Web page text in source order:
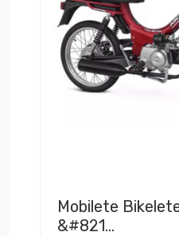
Mobilete
&#821…